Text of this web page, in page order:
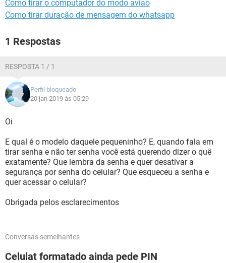
Como tirar o computador do modo aviao
Como tirar duração de mensagem do whatsapp
1 Respostas
RESPOSTA 1 / 1
Perfil bloqueado
20 jan 2019 às 05:29
Oi
E qual é o modelo daquele pequeninho? E, quando fala em
tirar senha e não ter senha você está querendo dizer o quê
exatamente? Que lembra da senha e quer desativar a
segurança por senha do celular? Que esqueceu a senha e
quer acessar o celular?
Obrigada pelos esclarecimentos
Conversas semelhantes
Celulat formatado ainda pede PIN